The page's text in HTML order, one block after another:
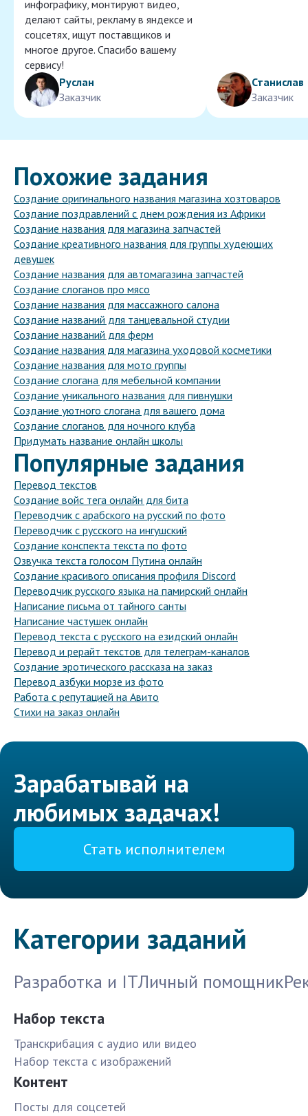
инфографику, монтируют видео,
делают сайты, рекламу в яндексе и
соцсетях, ищут поставщиков и
многое другое. Спасибо вашему
сервису!
Руслан
Заказчик
Станислав
Заказчик
Похожие задания
Создание оригинального названия магазина хозтоваров
Создание поздравлений с днем рождения из Африки
Создание названия для магазина запчастей
Создание креативного названия для группы худеющих
девушек
Создание названия для автомагазина запчастей
Создание слоганов про мясо
Создание названия для массажного салона
Создание названий для танцевальной студии
Создание названий для ферм
Создание названия для магазина уходовой косметики
Создание названия для мото группы
Создание слогана для мебельной компании
Создание уникального названия для пивнушки
Создание уютного слогана для вашего дома
Создание слоганов для ночного клуба
Придумать название онлайн школы
Популярные задания
Перевод текстов
Создание войс тега онлайн для бита
Переводчик с арабского на русский по фото
Переводчик с русского на ингушский
Создание конспекта текста по фото
Озвучка текста голосом Путина онлайн
Создание красивого описания профиля Discord
Переводчик русского языка на памирский онлайн
Написание письма от тайного санты
Написание частушек онлайн
Перевод текста с русского на езидский онлайн
Перевод и рерайт текстов для телеграм-каналов
Создание эротического рассказа на заказ
Перевод азбуки морзе из фото
Работа с репутацией на Авито
Стихи на заказ онлайн
Зарабатывай на
любимых задачах!
Стать исполнителем
Категории заданий
Разработка и ITЛичный помощник
Набор текста
Транскрибация с аудио или видео
Набор текста с изображений
Контент
Посты для соцсетей